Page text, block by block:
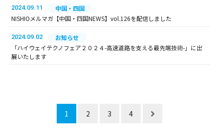
2024.09.11
中国・四国
NISHIOメルマガ【中国・四国NEWS】vol.126を配信しました
2024.09.02
お知らせ
「ハイウェイテクノフェア２０２４-高速道路を支える最先端技術-」に出
展いたします
1 2 3 4